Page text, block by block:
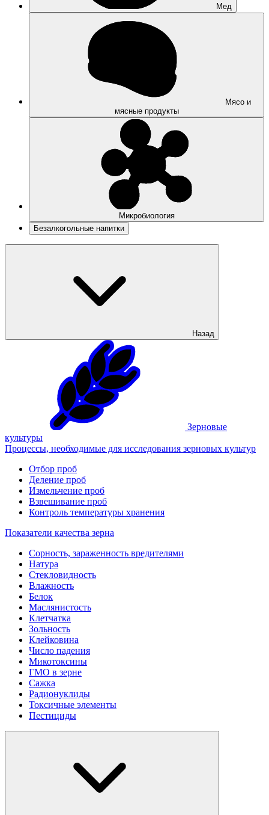
Мед
Мясо и
мясные продукты
Микробиология
Безалкогольные напитки
Назад
Зерновые
культуры
Процессы, необходимые для исследования зерновых культур
Отбор проб
Деление проб
Измельчение проб
Взвешивание проб
Контроль температуры хранения
Показатели качества зерна
Сорность, зараженность вредителями
Натура
Стекловидность
Влажность
Белок
Маслянистость
Клетчатка
Зольность
Клейковина
Число падения
Микотоксины
ГМО в зерне
Сажка
Радионуклиды
Токсичные элементы
Пестициды